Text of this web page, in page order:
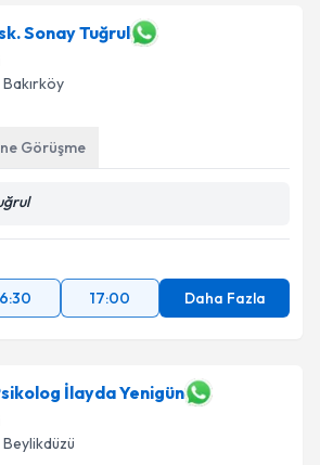
Sonay Tuğrul
, Bakırköy
Görüşme
17:00 Daha Fazla
İlayda Yenigün
, Beylikdüzü